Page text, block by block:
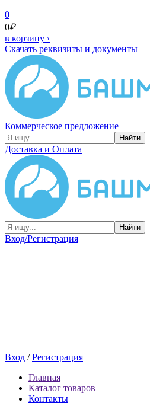
0
0₽
в корзину ›
Скачать реквизиты и документы
Коммерческое предложение
Найти
Доставка и Оплата
Найти
Вход/Регистрация
Вход /Регистрация
Главная
Каталог товаров
Контакты